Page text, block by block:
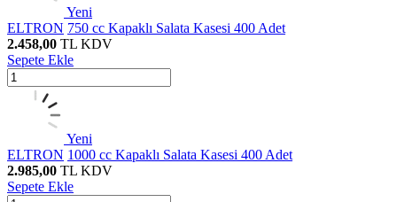
Yeni
ELTRON 750 cc Kapaklı Salata Kasesi 400 Adet
2.458,00 TL KDV
Sepete Ekle
Yeni
ELTRON 1000 cc Kapaklı Salata Kasesi 400 Adet
2.985,00 TL KDV
Sepete Ekle